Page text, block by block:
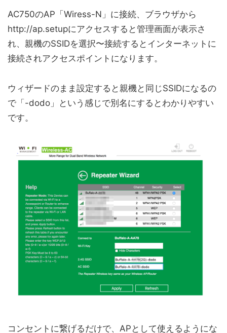
AC750のAP「Wiress-N」に接続、ブラウザから
http://ap.setupにアクセスすると管理画面が表示さ
れ、親機のSSIDを選択〜接続するとインターネットに
接続されアクセスポイントになります。
ウィザードのまま設定すると親機と同じSSIDになるの
で「-dodo」という感じで別名にするとわかりやすい
です。
コンセントに繋げるだけで、APとして使えるようにな